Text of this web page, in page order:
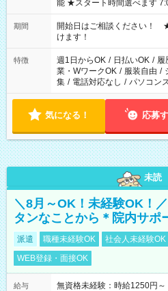
能 ★スタート時間選べます
20:00 など 残業なし！ ※Wワークの場合、他のお仕事と合わせ
週40時間超の就業はご案内で
間以上勤務は社会保険への加
（日雇い派遣の原則禁止）に
案内が難しい場合があります
期間
開始日はご相談ください！
けます！
特徴 週1日からOK / 日払いOK / 履
業・WワークOK / 服装自由 /
集 / 電話対応なし / パソコン
気になる！ 応募
未読
＼8月～OK！未経験OK！
タンなことから＊院内サポ
派遣 職種未経験OK 社会人未経験OK
WEB登録・面接OK
給与
無資格未経験：時給1250円